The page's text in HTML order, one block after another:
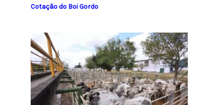
Cotação do Boi Gordo